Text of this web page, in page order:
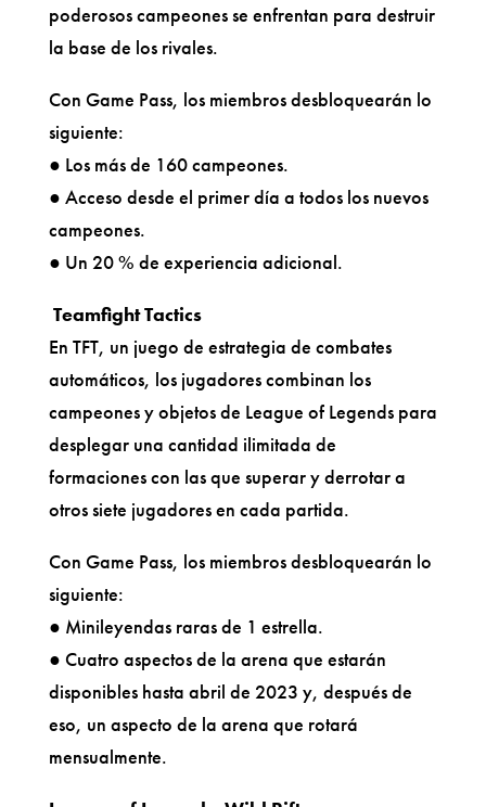
poderosos campeones se enfrentan para destruir
la base de los rivales.
Con Game Pass, los miembros desbloquearán lo
siguiente:
● Los más de 160 campeones.
● Acceso desde el primer día a todos los nuevos
campeones.
● Un 20 % de experiencia adicional.
Teamfight Tactics
En TFT, un juego de estrategia de combates
automáticos, los jugadores combinan los
campeones y objetos de League of Legends para
desplegar una cantidad ilimitada de
formaciones con las que superar y derrotar a
otros siete jugadores en cada partida.
Con Game Pass, los miembros desbloquearán lo
siguiente:
● Minileyendas raras de 1 estrella.
● Cuatro aspectos de la arena que estarán
disponibles hasta abril de 2023 y, después de
eso, un aspecto de la arena que rotará
mensualmente.